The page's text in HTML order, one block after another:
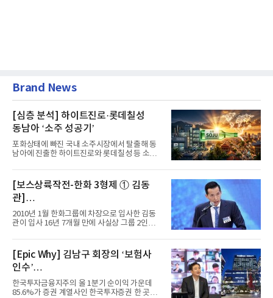
Brand News
[심층 분석] 하이트진로·롯데칠성
동남아 ‘소주 성공기’
포화상태에 빠진 국내 소주시장에서 탈출해 동
남아에 진출한 하이트진로와 롯데칠성 등 소주
[보스상륙작전-한화 3형제 ① 김동
관]
입사 16년 만에 수석부회장 … 경영승
계 ‘초읽기’
2010년 1월 한화그룹에 차장으로 입사한 김동
관이 입사 16년 7개월 만에 사실상 그룹 2인자
[Epic Why] 김남구 회장의 ‘보험사
인수’
발걸음이 신중해진 배경은?
한국투자금융지주의 올 1분기 순이익 가운데
85.6%가 증권 계열사인 한국투자증권 한 곳에